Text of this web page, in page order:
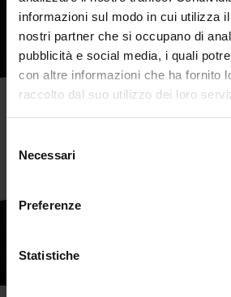
informazioni sul modo in cui utilizza
nostri partner che si occupano di
pubblicità e social media, i quali
con altre informazioni che ha fornito
raccolto dal suo utilizzo dei loro
delNecessari
Preferenze
Statistiche